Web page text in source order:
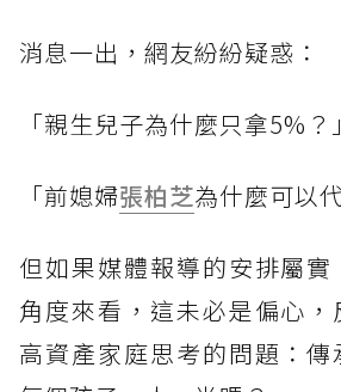
消息一出，網友紛紛疑惑：
「親生兒子為什麼只拿5%？」
「前媳婦張柏芝為什麼可以
但如果媒體報導的安排屬
角度來看，這未必是偏心
高資產家庭思考的問題：